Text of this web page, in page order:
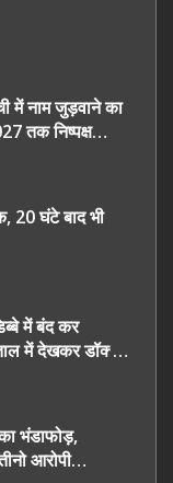
में नाम जुड़वाने का
तक निष्पक्ष
20 घंटे बाद भी
में बंद कर
में देखकर डॉक्टर
भंडाफोड़,
आरोपी